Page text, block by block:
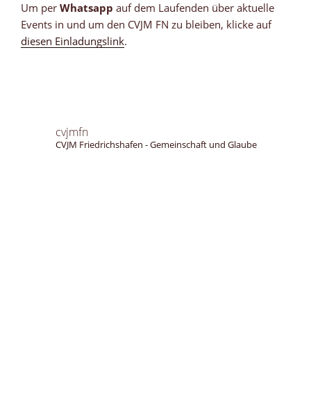
Um per Whatsapp auf dem Laufenden über aktuelle
Events in und um den CVJM FN zu bleiben, klicke auf
diesen Einladungslink.
cvjmfn
CVJM Friedrichshafen - Gemeinschaft und Glaube